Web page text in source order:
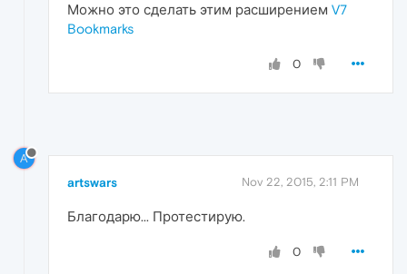
Можно это сделать этим расширением V7
Bookmarks
0
A
artswars Nov 22, 2015, 2:11 PM
Благодарю... Протестирую.
0